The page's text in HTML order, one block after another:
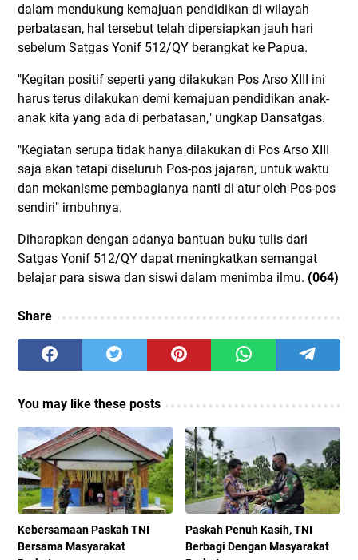
dalam mendukung kemajuan pendidikan di wilayah
perbatasan, hal tersebut telah dipersiapkan jauh hari
sebelum Satgas Yonif 512/QY berangkat ke Papua.
"Kegitan positif seperti yang dilakukan Pos Arso XIII ini
harus terus dilakukan demi kemajuan pendidikan anak-
anak kita yang ada di perbatasan," ungkap Dansatgas.
"Kegiatan serupa tidak hanya dilakukan di Pos Arso XIII
saja akan tetapi diseluruh Pos-pos jajaran, untuk waktu
dan mekanisme pembagianya nanti di atur oleh Pos-pos
sendiri" imbuhnya.
Diharapkan dengan adanya bantuan buku tulis dari
Satgas Yonif 512/QY dapat meningkatkan semangat
belajar para siswa dan siswi dalam menimba ilmu. (064)
Share
You may like these posts
Kebersamaan Paskah TNI
Bersama Masyarakat
Paskah Penuh Kasih, TNI
Berbagi Dengan Masyarakat